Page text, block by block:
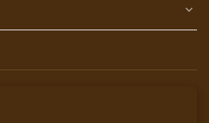
expand_more